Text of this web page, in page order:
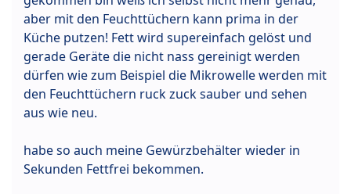
aber mit den Feuchttüchern kann prima in der
Küche putzen! Fett wird supereinfach gelöst und
gerade Geräte die nicht nass gereinigt werden
dürfen wie zum Beispiel die Mikrowelle werden mit
den Feuchttüchern ruck zuck sauber und sehen
aus wie neu.
habe so auch meine Gewürzbehälter wieder in
Sekunden Fettfrei bekommen.